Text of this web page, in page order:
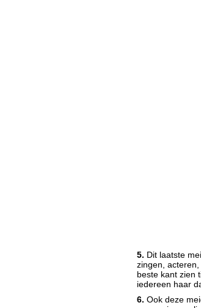
5. Dit laatste
zingen,
beste kant zien
iedereen haar
6. Ook deze